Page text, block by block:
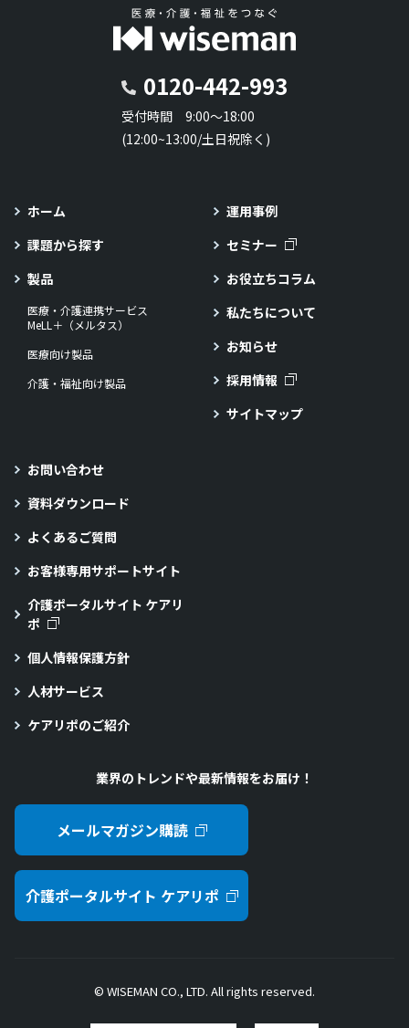
0120-442-993
受付時間 9:00～18:00
(12:00~13:00/土日祝除く)
ホーム
課題から探す
製品
医療・介護連携サービス
MeLL＋（メルタス）
医療向け製品
介護・福祉向け製品
運用事例
セミナー
お役立ちコラム
私たちについて
お知らせ
採用情報
サイトマップ
お問い合わせ
資料ダウンロード
よくあるご質問
お客様専用サポートサイト
介護ポータルサイト ケアリ
ポ
個人情報保護方針
人材サービス
ケアリポのご紹介
業界のトレンドや最新情報をお届け！
メールマガジン購読
介護ポータルサイト ケアリポ
© WISEMAN CO., LTD. All rights reserved.